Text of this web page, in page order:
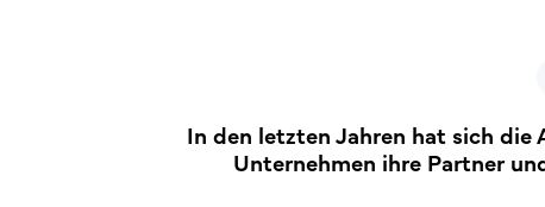
In den letzten Jahren hat sich die
Unternehmen ihre Partner